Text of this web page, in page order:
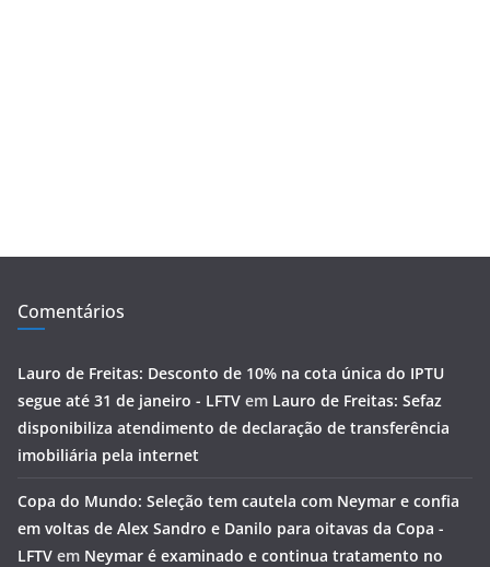
Comentários
Lauro de Freitas: Desconto de 10% na cota única do IPTU
segue até 31 de janeiro - LFTV em Lauro de Freitas: Sefaz
disponibiliza atendimento de declaração de transferência
imobiliária pela internet
Copa do Mundo: Seleção tem cautela com Neymar e confia
em voltas de Alex Sandro e Danilo para oitavas da Copa -
LFTV em Neymar é examinado e continua tratamento no